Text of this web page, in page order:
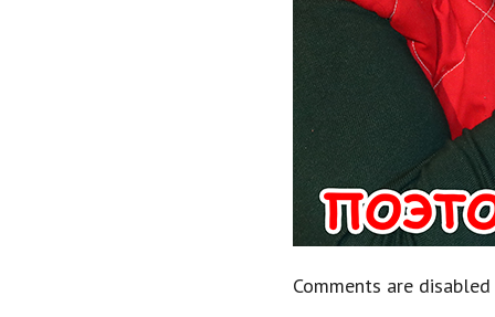
Comments are disabled